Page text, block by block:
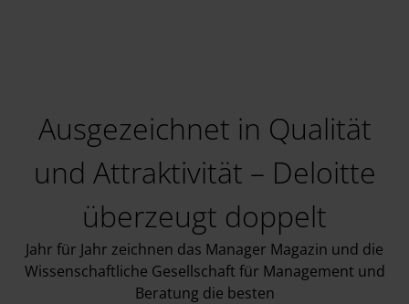
Ausgezeichnet in Qualität
und Attraktivität – Deloitte
überzeugt doppelt
Jahr für Jahr zeichnen das Manager Magazin und die
Wissenschaftliche Gesellschaft für Management und
Beratung die besten